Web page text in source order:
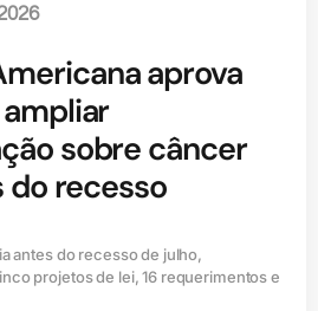
aprova
sobre câncer
do recesso
antes do recesso de julho,
projetos de lei, 16 requerimentos e